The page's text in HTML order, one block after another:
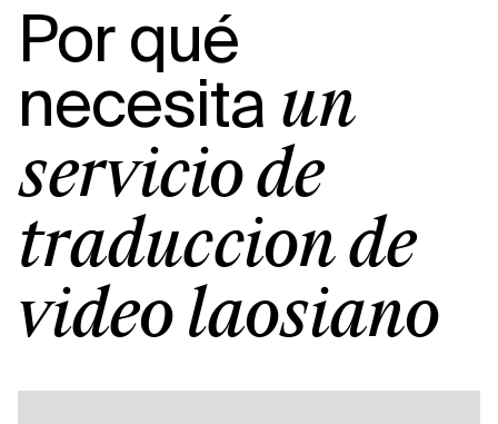
Por qué
necesita un
servicio de
traducción de
vídeo laosiano